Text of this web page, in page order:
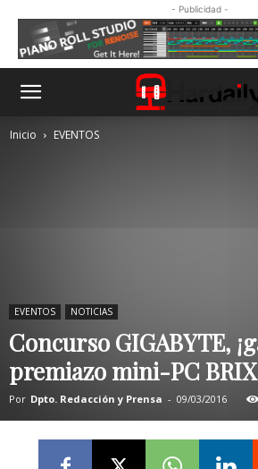
- Publicidad -
Inicio EVENTOS
EVENTOS NOTICIAS
Concurso GIGABYTE,
premiazo mini-PC
Por Dpto. Redacción y Prensa - 09/03/2016